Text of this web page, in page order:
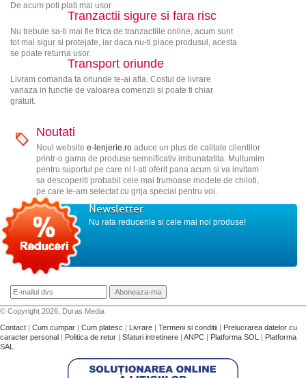
De acum poti plati mai usor
Tranzactii sigure si fara risc
Nu trebuie sa-ti mai fie frica de tranzactiile online, acum sunt
tot mai sigur si protejate, iar daca nu-ti place produsul, acesta
se poate returna usor.
Transport oriunde
Livram comanda ta oriunde te-ai afla. Costul de livrare
variaza in functie de valoarea comenzii si poate fi chiar
gratuit.
Noutati
Noul website e-lenjerie.roaduce un plus de calitate clientilor
printr-o gama de produse semnificativ imbunatatita. Multumim
pentru suportul pe care ni l-ati oferit pana acum si va invitam
sa descoperiti probabil cele mai frumoase modele de chiloti,
pe care le-am selectat cu grija special pentru voi.
Newsletter
Nu rata reducerile si cele mai noi produse!
© Copyright 2026, Duras Media
Contact | Cum cumpar | Cum platesc | Livrare | Termeni si conditii | Prelucrarea datelor cu
caracter personal | Politica de retur | Sfaturi intretinere | ANPC | Platforma SOL | Platforma
SAL